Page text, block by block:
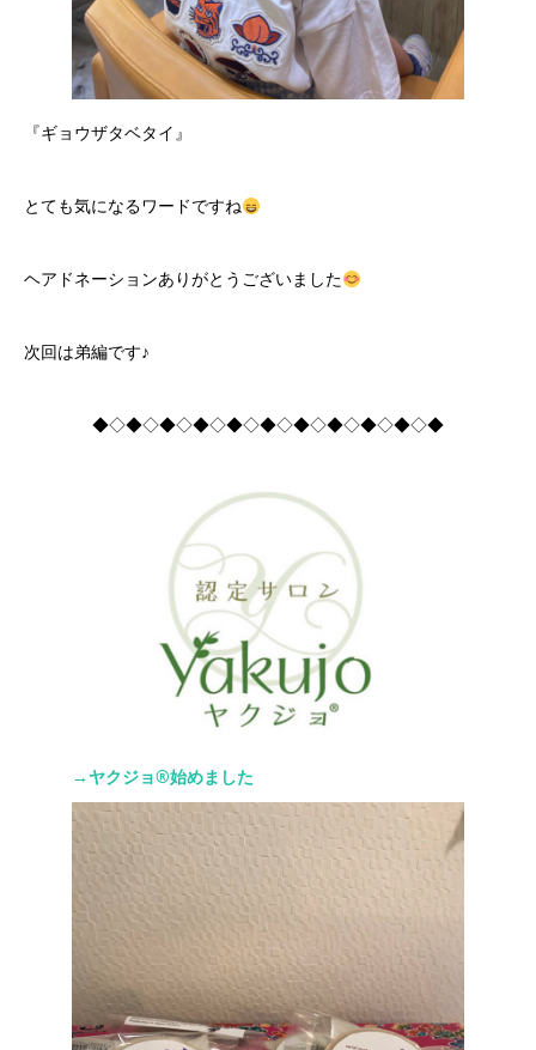
『ギョウザタベタイ』
とても気になるワードですね
ヘアドネーションありがとうございました
次回は弟編です♪
◆◇◆◇◆◇◆◇◆◇◆◇◆◇◆◇◆◇◆◇◆
→ヤクジョ®︎始めました